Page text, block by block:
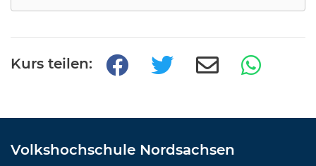
Kurs teilen:
Volkshochschule Nordsachsen